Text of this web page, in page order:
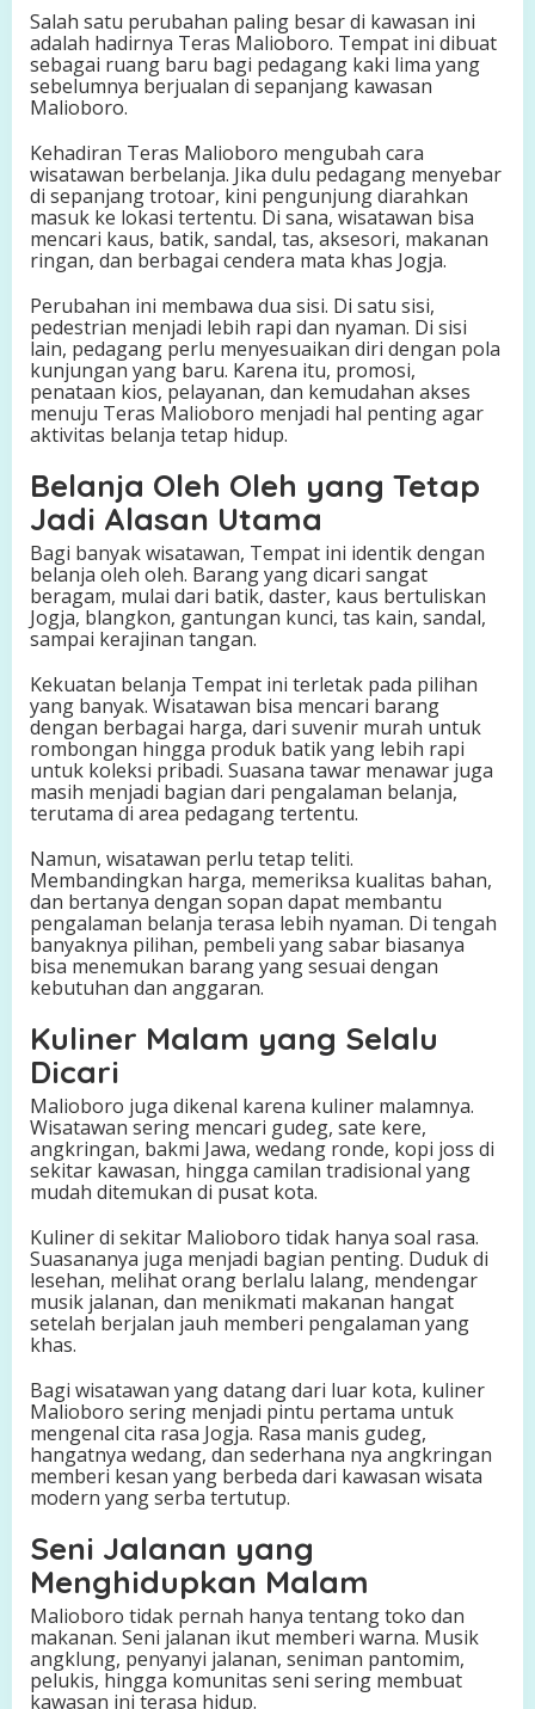
Salah satu perubahan paling besar di kawasan ini
adalah hadirnya Teras Malioboro. Tempat ini dibuat
sebagai ruang baru bagi pedagang kaki lima yang
sebelumnya berjualan di sepanjang kawasan
Malioboro.
Kehadiran Teras Malioboro mengubah cara
wisatawan berbelanja. Jika dulu pedagang menyebar
di sepanjang trotoar, kini pengunjung diarahkan
masuk ke lokasi tertentu. Di sana, wisatawan bisa
mencari kaus, batik, sandal, tas, aksesori, makanan
ringan, dan berbagai cendera mata khas Jogja.
Perubahan ini membawa dua sisi. Di satu sisi,
pedestrian menjadi lebih rapi dan nyaman. Di sisi
lain, pedagang perlu menyesuaikan diri dengan pola
kunjungan yang baru. Karena itu, promosi,
penataan kios, pelayanan, dan kemudahan akses
menuju Teras Malioboro menjadi hal penting agar
aktivitas belanja tetap hidup.
Belanja Oleh Oleh yang Tetap
Jadi Alasan Utama
Bagi banyak wisatawan, Tempat ini identik dengan
belanja oleh oleh. Barang yang dicari sangat
beragam, mulai dari batik, daster, kaus bertuliskan
Jogja, blangkon, gantungan kunci, tas kain, sandal,
sampai kerajinan tangan.
Kekuatan belanja Tempat ini terletak pada pilihan
yang banyak. Wisatawan bisa mencari barang
dengan berbagai harga, dari suvenir murah untuk
rombongan hingga produk batik yang lebih rapi
untuk koleksi pribadi. Suasana tawar menawar juga
masih menjadi bagian dari pengalaman belanja,
terutama di area pedagang tertentu.
Namun, wisatawan perlu tetap teliti.
Membandingkan harga, memeriksa kualitas bahan,
dan bertanya dengan sopan dapat membantu
pengalaman belanja terasa lebih nyaman. Di tengah
banyaknya pilihan, pembeli yang sabar biasanya
bisa menemukan barang yang sesuai dengan
kebutuhan dan anggaran.
Kuliner Malam yang Selalu
Dicari
Malioboro juga dikenal karena kuliner malamnya.
Wisatawan sering mencari gudeg, sate kere,
angkringan, bakmi Jawa, wedang ronde, kopi joss di
sekitar kawasan, hingga camilan tradisional yang
mudah ditemukan di pusat kota.
Kuliner di sekitar Malioboro tidak hanya soal rasa.
Suasananya juga menjadi bagian penting. Duduk di
lesehan, melihat orang berlalu lalang, mendengar
musik jalanan, dan menikmati makanan hangat
setelah berjalan jauh memberi pengalaman yang
khas.
Bagi wisatawan yang datang dari luar kota, kuliner
Malioboro sering menjadi pintu pertama untuk
mengenal cita rasa Jogja. Rasa manis gudeg,
hangatnya wedang, dan sederhana nya angkringan
memberi kesan yang berbeda dari kawasan wisata
modern yang serba tertutup.
Seni Jalanan yang
Menghidupkan Malam
Malioboro tidak pernah hanya tentang toko dan
makanan. Seni jalanan ikut memberi warna. Musik
angklung, penyanyi jalanan, seniman pantomim,
pelukis, hingga komunitas seni sering membuat
kawasan ini terasa hidup.